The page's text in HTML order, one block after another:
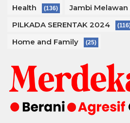
Health (136) Jambi Melawan
PILKADA SERENTAK 2024
Home and Family (25)